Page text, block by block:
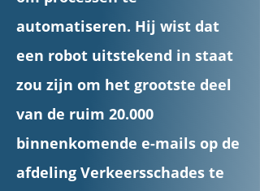
automatiseren. Hij wist dat
een robot uitstekend in staat
zou zijn om het grootste deel
van de ruim 20.000
binnenkomende e-mails op de
afdeling Verkeersschades te